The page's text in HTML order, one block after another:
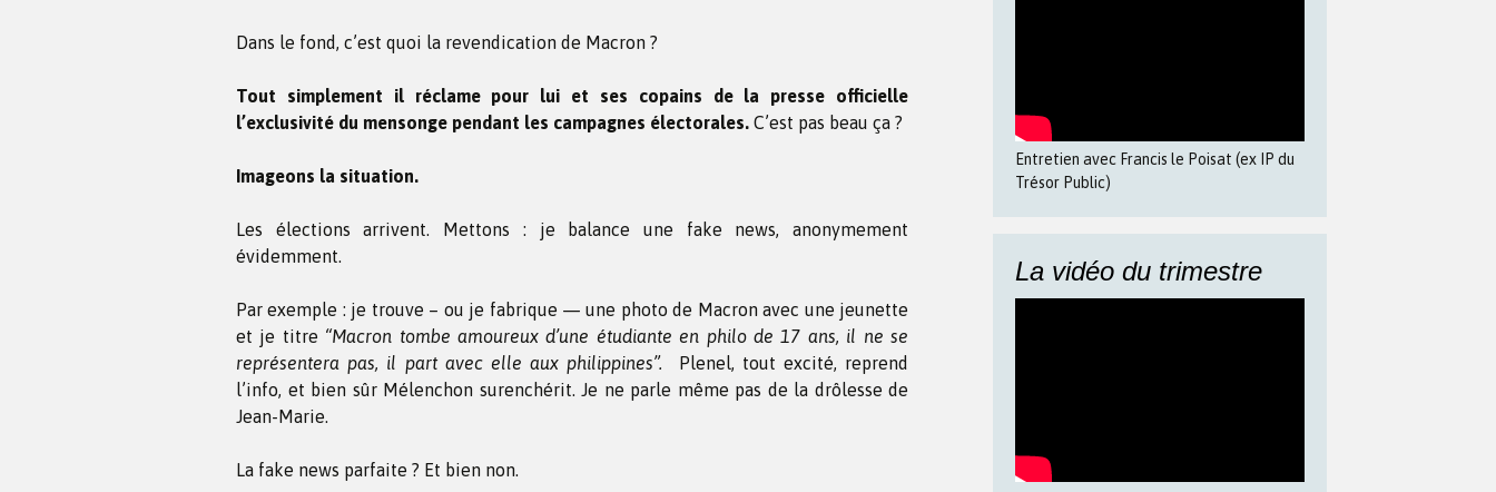
Dans le fond, c’est quoi la revendication de Macron ?
Tout simplement il réclame pour lui et ses copains de la presse officielle
l’exclusivité du mensonge pendant les campagnes électorales. C’est pas beau ça ?
Imageons la situation.
Les élections arrivent. Mettons : je balance une fake news, anonymement
évidemment.
Par exemple : je trouve – ou je fabrique — une photo de Macron avec une jeunette
et je titre “Macron tombe amoureux d’une étudiante en philo de 17 ans, il ne se
représentera pas, il part avec elle aux philippines”. Plenel, tout excité, reprend
l’info, et bien sûr Mélenchon surenchérit. Je ne parle même pas de la drôlesse de
Jean-Marie.
La fake news parfaite ? Et bien non.
Entretien avec Francis le Poisat (ex IP du
Trésor Public)
La vidéo du trimestre